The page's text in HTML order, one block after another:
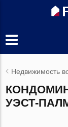
Недвижимость
УЭСТ-